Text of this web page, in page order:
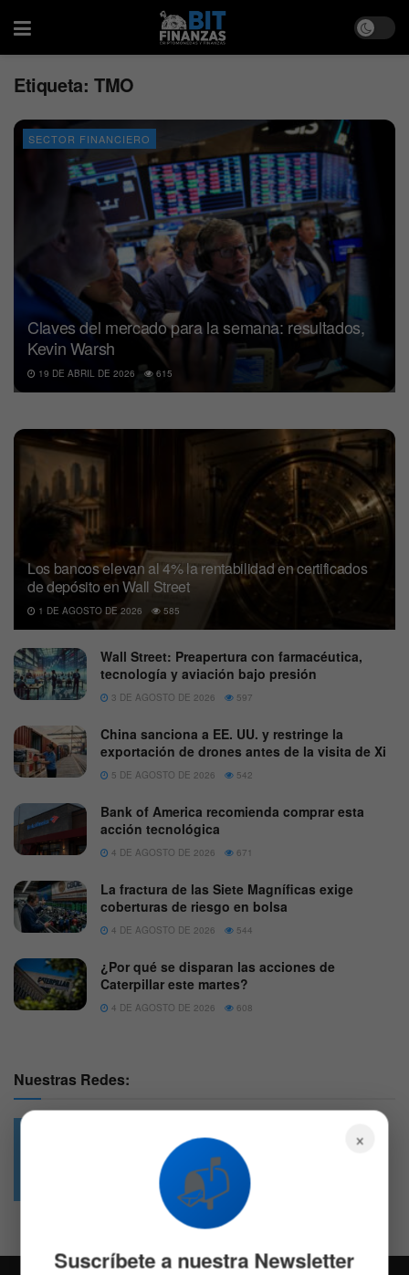
Etiqueta: TMO
SECTOR FINANCIERO
Claves del mercado para la semana: resultados,
Kevin Warsh
19 DE ABRIL DE 2026 615
Los bancos elevan al 4% la rentabilidad en certificados
de depósito en Wall Street
1 DE AGOSTO DE 2026 585
Wall Street: Preapertura con farmacéutica,
tecnología y aviación bajo presión
3 DE AGOSTO DE 2026 597
China sanciona a EE. UU. y restringe la
exportación de drones antes de la visita de Xi
5 DE AGOSTO DE 2026 542
Bank of America recomienda comprar esta
acción tecnológica
4 DE AGOSTO DE 2026 671
La fractura de las Siete Magníficas exige
coberturas de riesgo en bolsa
4 DE AGOSTO DE 2026 544
¿Por qué se disparan las acciones de
Caterpillar este martes?
4 DE AGOSTO DE 2026 608
Nuestras Redes:
4.7k
Followers
×
📬
Suscríbete a nuestra Newsletter